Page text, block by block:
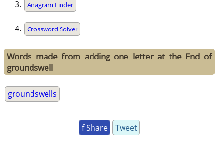
Anagram Finder
Crossword Solver
Words made from adding one letter at the End of
groundswell
groundswells
f Share Tweet